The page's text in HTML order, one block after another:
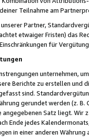
Teilnahme am
Partner,
etwaiger Fristen) das
für
unternehmen,
Berichte zu erstellen und
sind.
gerundet werden (z.
Satz liegt.
Ende jedes
in einer anderen